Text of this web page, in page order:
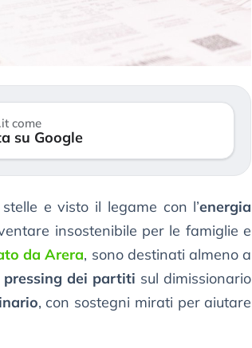
come
su Google
e visto il legame con l’energia
insostenibile per le famiglie e
da Arera, sono destinati almeno a
pressing dei partiti sul dimissionario
, con sostegni mirati per aiutare
«La mia vita è rovinata». Investitori
Kospi, mentre gli investitori retail (…)
30 luglio 2026